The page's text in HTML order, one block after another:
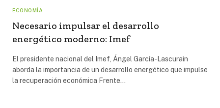
ECONOMÍA
Necesario impulsar el desarrollo
energético moderno: Imef
El presidente nacional del Imef, Ángel García-Lascurain
aborda la importancia de un desarrollo energético que impulse
la recuperación económica Frente…